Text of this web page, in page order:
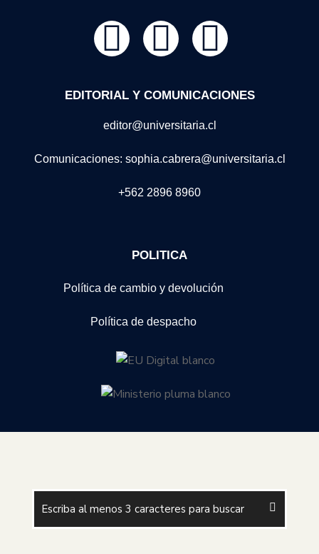
EDITORIAL Y COMUNICACIONES
editor@universitaria.cl
Comunicaciones: sophia.cabrera@universitaria.cl
+562 2896 8960
POLITICA
Política de cambio y devolución
Política de despacho